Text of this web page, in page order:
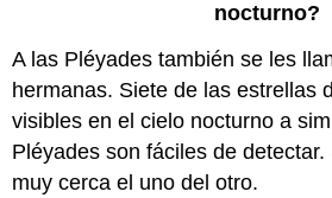
nocturno?
A las Pléyades también se les
hermanas. Siete de las estrellas
visibles en el cielo nocturno a
Pléyades son fáciles de
muy cerca el uno del otro.